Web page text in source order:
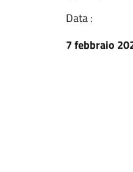
Data :
7 febbraio